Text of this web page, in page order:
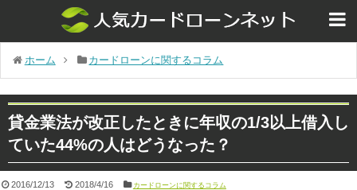
ホーム カードローンに関するコラム
貸金業法が改正したときに年収の1/3以上借入し
ていた44%の人はどうなった？
2016/12/13 2018/4/16 カードローンに関するコラム